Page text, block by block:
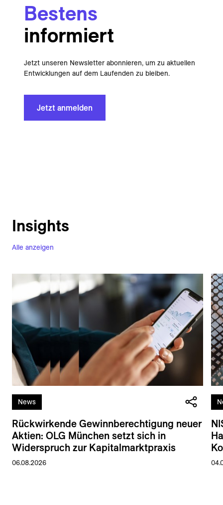
Bestens
informiert
Jetzt unseren Newsletter abonnieren, um zu aktuellen
Entwicklungen auf dem Laufenden zu bleiben.
Jetzt anmelden
Alle anzeigen
Insights
News
Rückwirkende Gewinnberechtigung neuer
Aktien: OLG München setzt sich in
Widerspruch zur Kapitalmarktpraxis
06.08.2026